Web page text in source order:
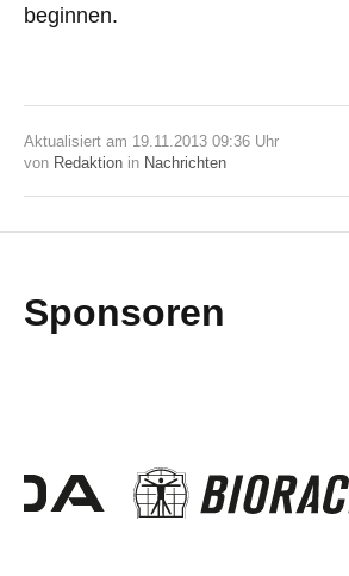
beginnen.
Aktualisiert am 19.11.2013 09:36 Uhr
von Redaktion in Nachrichten
Sponsoren